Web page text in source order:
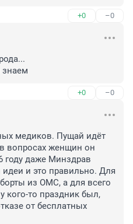
+0 –0
знаем
+0 –0
медиков. Пущай идёт
вопросах женщин он
году даже Минздрав
и это правильно. Для
из ОМС, а для всего
кого-то праздник был,
от бесплатных